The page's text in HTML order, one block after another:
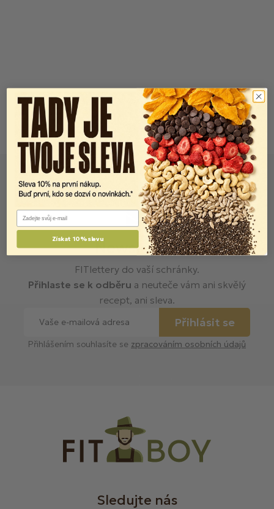
Newsletter
FITlettery do vaší schránky.
Přihlaste se k odběru a neuteče vám ani skvělý
recept, ani sleva.
Přihlásit se
Přihlášením souhlasíte se zpracováním osobních údajů
Sledujte nás
Email
Získat 10% slevu